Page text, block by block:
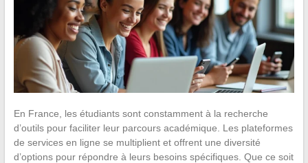
En France, les étudiants sont constamment à la recherche
d’outils pour faciliter leur parcours académique. Les plateformes
de services en ligne se multiplient et offrent une diversité
d’options pour répondre à leurs besoins spécifiques. Que ce soit